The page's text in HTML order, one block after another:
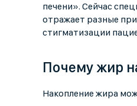
печени». Сейчас
отражает разные
стигматизации
Почему жир
Накопление жира